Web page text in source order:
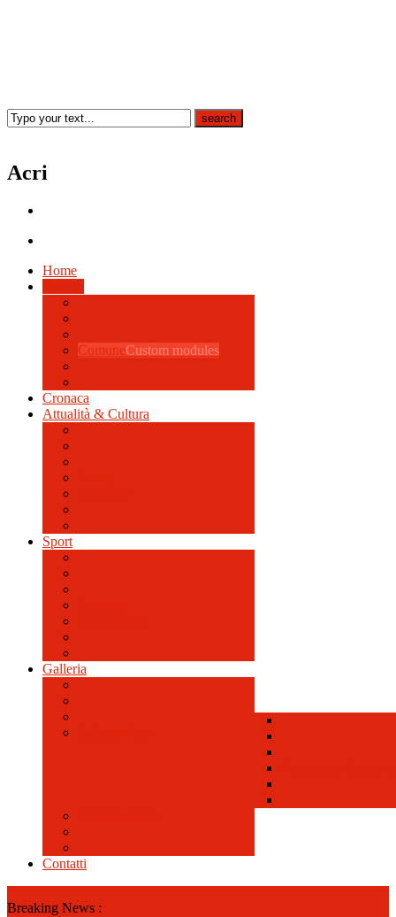
Acri
Home
ComuneCustom modules
Cronaca
Attualità & Cultura
Sport
Galleria
Contatti
Breaking News :